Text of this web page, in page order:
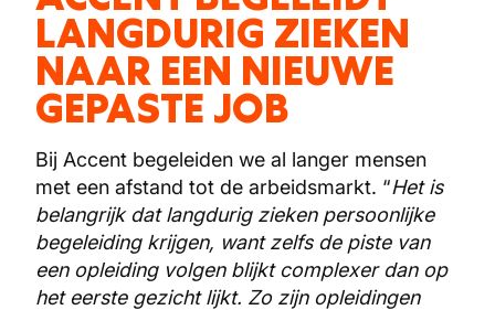
LANGDURIG ZIEKEN
NAAR EEN NIEUWE
GEPASTE JOB
Bij Accent begeleiden we al langer mensen
met een afstand tot de arbeidsmarkt. “Het is
belangrijk dat langdurig zieken persoonlijke
begeleiding krijgen, want zelfs de piste van
een opleiding volgen blijkt complexer dan op
het eerste gezicht lijkt. Zo zijn opleidingen